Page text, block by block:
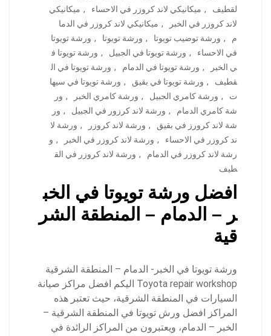
لقطيف
, ميكانيكي لاند كروزر في الاحساء , ميكانيكي
لاند كروزر في الخبر
, ميكانيكي لاند كروزر في الدما
م
, ورشة توضيب تويوتا , ورشة تويوتا , ورشة تويوتا
في الاحساء
, ورشة تويوتا في الجبيل , ورشة تويوتا ف
ي الخبر
, ورشة تويوتا في الدمام , ورشة تويوتا في ال
قطيف
, ورشة تويوتا في بقيق , ورشة تويوتا في سيها
ت
, ورشة كامري الجبيل , ورشة كامري الخبر , ور
شة كامري الدمام
, ورشة لاند كرزور في الجبيل , ور
شة لاند كرورز في بقيق
, ورشة لاند كروزر , ورشة لا
ند كروزر في الاحساء
, ورشة لاند كروزر في الخبر , و
رشة لاند كروزر في الدمام
, ورشة لاند كروزر في الق
طيف
افضل ورشة تويوتا في الخب
ر – الدمام – المنطقة الشر
قية
ورشة تويوتا في الخبر- الدمام – المنطقة الشرقية
Toyota repair workshop اليكم افضل مراكز صيانة
السيارات في المنطقة الشرقية، حيث تعتبر هذه
المراكز افضل ورش تويوتا في المنطقة الشرقية –
الخبر – الدمام، ويعتبرون من المراكز الرائدة في